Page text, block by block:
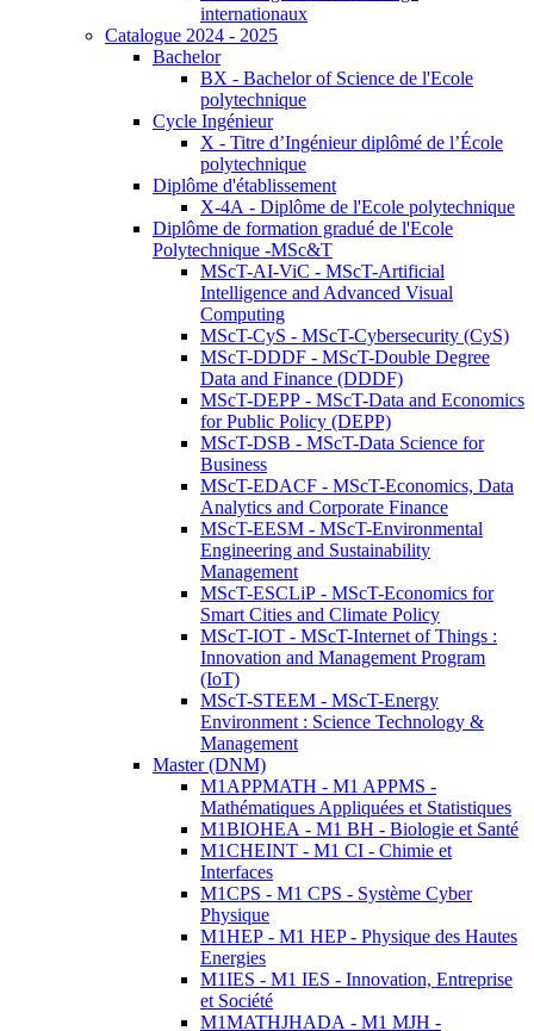
internationaux
Catalogue 2024 - 2025
Bachelor
BX - Bachelor of Science de l'Ecole
polytechnique
Cycle Ingénieur
X - Titre d’Ingénieur diplômé de l’École
polytechnique
Diplôme d'établissement
X-4A - Diplôme de l'Ecole polytechnique
Diplôme de formation gradué de l'Ecole
Polytechnique -MSc&T
MScT-AI-ViC - MScT-Artificial
Intelligence and Advanced Visual
Computing
MScT-CyS - MScT-Cybersecurity (CyS)
MScT-DDDF - MScT-Double Degree
Data and Finance (DDDF)
MScT-DEPP - MScT-Data and Economics
for Public Policy (DEPP)
MScT-DSB - MScT-Data Science for
Business
MScT-EDACF - MScT-Economics, Data
Analytics and Corporate Finance
MScT-EESM - MScT-Environmental
Engineering and Sustainability
Management
MScT-ESCLiP - MScT-Economics for
Smart Cities and Climate Policy
MScT-IOT - MScT-Internet of Things :
Innovation and Management Program
(IoT)
MScT-STEEM - MScT-Energy
Environment : Science Technology &
Management
Master (DNM)
M1APPMATH - M1 APPMS -
Mathématiques Appliquées et Statistiques
M1BIOHEA - M1 BH - Biologie et Santé
M1CHEINT - M1 CI - Chimie et
Interfaces
M1CPS - M1 CPS - Système Cyber
Physique
M1HEP - M1 HEP - Physique des Hautes
Energies
M1IES - M1 IES - Innovation, Entreprise
et Société
M1MATHJHADA - M1 MJH -